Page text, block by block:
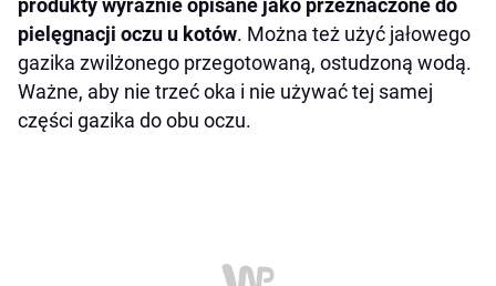
produkty wyraźnie opisane jako przeznaczone do
pielęgnacji oczu u kotów. Można też użyć jałowego
gazika zwilżonego przegotowaną, ostudzoną wodą.
Ważne, aby nie trzeć oka i nie używać tej samej
części gazika do obu oczu.